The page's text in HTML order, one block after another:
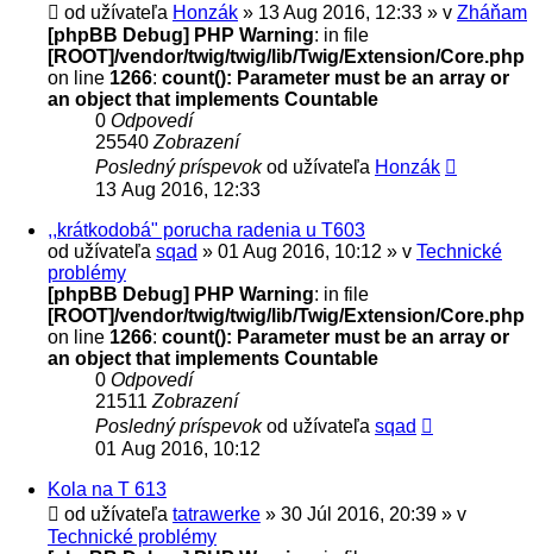
od užívateľa Honzák » 13 Aug 2016, 12:33 » v Zháňam
[phpBB Debug] PHP Warning: in file
[ROOT]/vendor/twig/twig/lib/Twig/Extension/Core.php
on line 1266: count(): Parameter must be an array or
an object that implements Countable
0 Odpovedí
25540 Zobrazení
Posledný príspevokod užívateľa Honzák
13 Aug 2016, 12:33
,,krátkodobá" porucha radenia u T603
od užívateľa sqad » 01 Aug 2016, 10:12 » v Technické
problémy
[phpBB Debug] PHP Warning: in file
[ROOT]/vendor/twig/twig/lib/Twig/Extension/Core.php
on line 1266: count(): Parameter must be an array or
an object that implements Countable
0 Odpovedí
21511 Zobrazení
Posledný príspevokod užívateľa sqad
01 Aug 2016, 10:12
Kola na T 613
od užívateľa tatrawerke » 30 Júl 2016, 20:39 » v
Technické problémy